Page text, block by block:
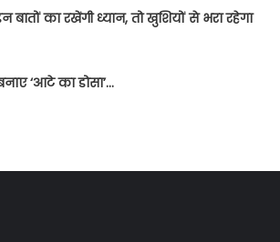
का रखेंगी ध्यान, तो खुशियों से भरा रहेगा
‘आटे का डोसा’…